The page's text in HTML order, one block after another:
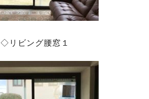
◇リビング腰窓１